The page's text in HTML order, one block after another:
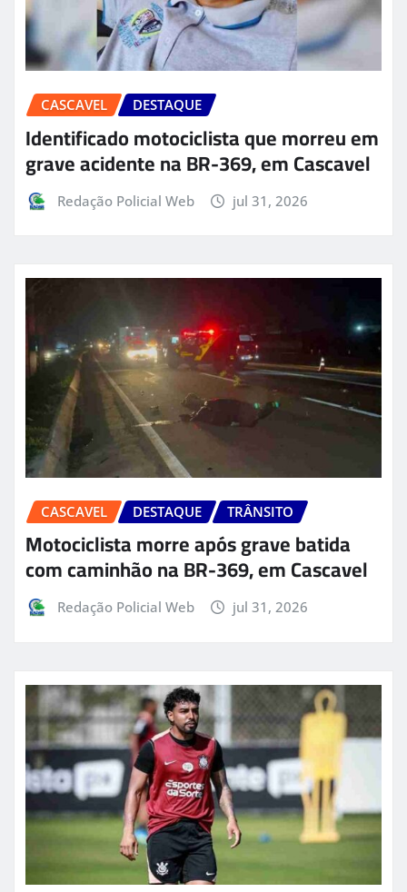
CASCAVEL DESTAQUE
Identificado motociclista que morreu em
grave acidente na BR-369, em Cascavel
Redação Policial Web jul 31, 2026
CASCAVEL DESTAQUE TRÂNSITO
Motociclista morre após grave batida
com caminhão na BR-369, em Cascavel
Redação Policial Web jul 31, 2026